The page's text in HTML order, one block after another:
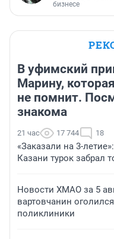
бизнесе
В уфимский
Марину,
не помнит.
знакома
21 час 17 744 18
«Заказали на 3-
Казани турок забрал
Новости ХМАО за 5
вартовчанин
поликлиники